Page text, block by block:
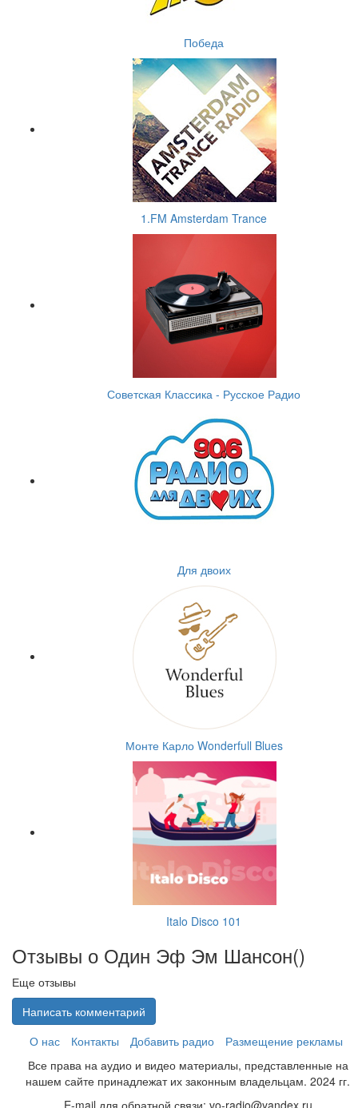
Победа
1.FM Amsterdam Trance
Советская Классика - Русское Радио
Для двоих
Монте Карло Wonderfull Blues
Italo Disco 101
Отзывы о Один Эф Эм Шансон()
Еще отзывы
Написать комментарий
О нас
Контакты Добавить радио
Размещение рекламы
Все права на аудио и видео материалы, представленные на
нашем сайте принадлежат их законным владельцам. 2024 гг.
E-mail для обратной связи: vo-radio@yandex.ru